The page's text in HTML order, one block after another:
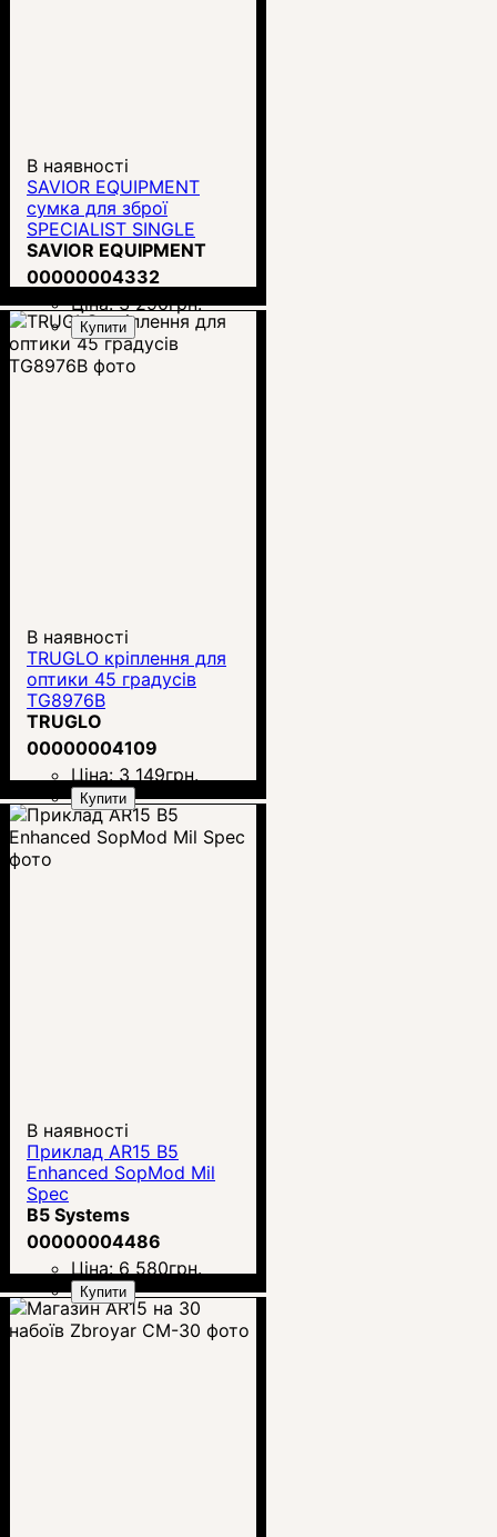
В наявності
SAVIOR EQUIPMENT
сумка для зброї
SPECIALIST SINGLE
RIFLE CASE - 36"
SAVIOR EQUIPMENT
00000004332
Ціна:3 290грн.
Купити
В наявності
TRUGLO кріплення для
оптики 45 градусів
TG8976B
TRUGLO
00000004109
Ціна: 3 149грн.
Купити
В наявності
Приклад AR15 B5
Enhanced SopMod Mil
Spec
B5 Systems
00000004486
Ціна: 6 580грн.
Купити